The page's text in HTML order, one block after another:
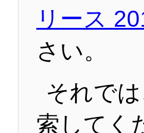
リース
さい。
それで
索してく